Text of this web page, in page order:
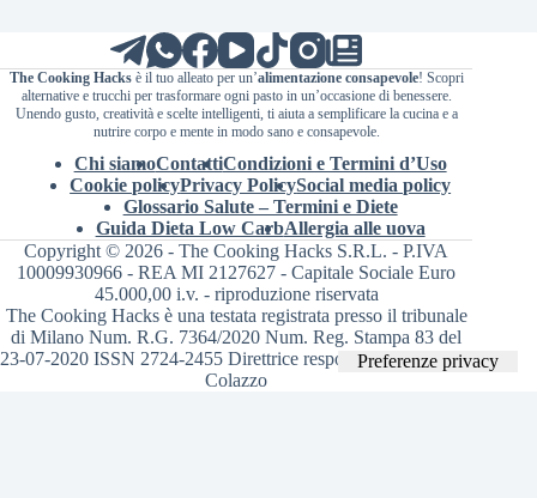
The Cooking Hacksè il tuo alleato per un’alimentazione consapevole! Scopri
alternative e trucchi per trasformare ogni pasto in un’occasione di benessere.
Unendo gusto, creatività e scelte intelligenti, ti aiuta a semplificare la cucina e a
nutrire corpo e mente in modo sano e consapevole.
Chi siamoContattiCondizioni e Termini d’Uso
Cookie policyPrivacy PolicySocial media policy
Glossario Salute – Termini e Diete
Guida Dieta Low CarbAllergia alle uova
Copyright © 2026 - The Cooking Hacks S.R.L. - P.IVA
10009930966 - REA MI 2127627 - Capitale Sociale Euro
45.000,00 i.v. - riproduzione riservata
The Cooking Hacks è una testata registrata presso il tribunale
di Milano Num. R.G. 7364/2020 Num. Reg. Stampa 83 del
23-07-2020 ISSN 2724-2455 Direttrice responsabile Valentina
Colazzo